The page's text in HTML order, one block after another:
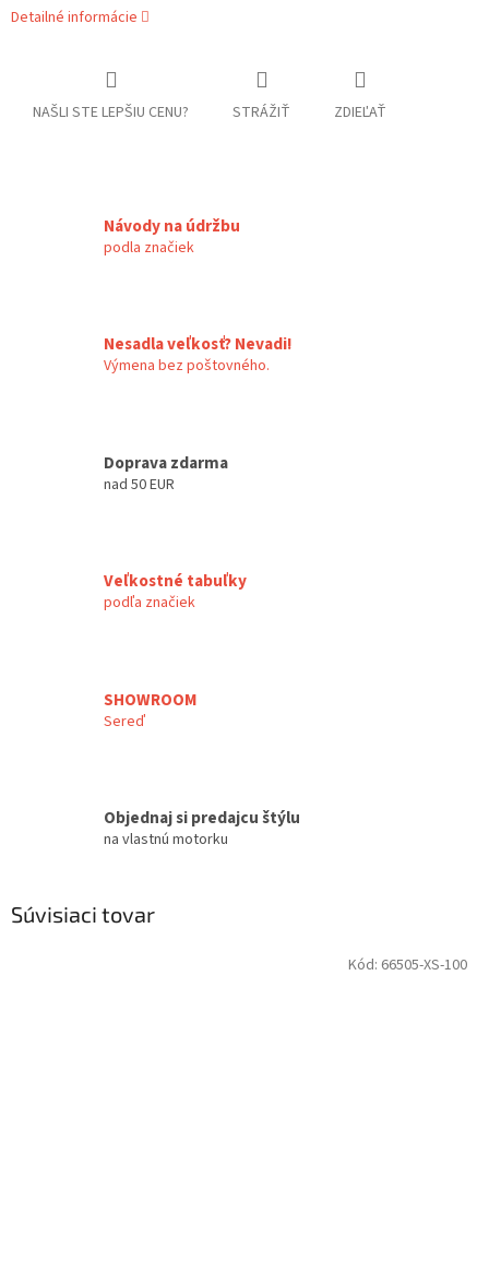
Detailné informácie
NAŠLI STE LEPŠIU CENU? STRÁŽIŤ ZDIEĽAŤ
Návody na údržbu
podla značiek
Nesadla veľkosť? Nevadi!
Výmena bez poštovného.
Doprava zdarma
nad 50 EUR
Veľkostné tabuľky
podľa značiek
SHOWROOM
Sereď
Objednaj si predajcu štýlu
na vlastnú motorku
Súvisiaci tovar
Kód: 66505-XS-100